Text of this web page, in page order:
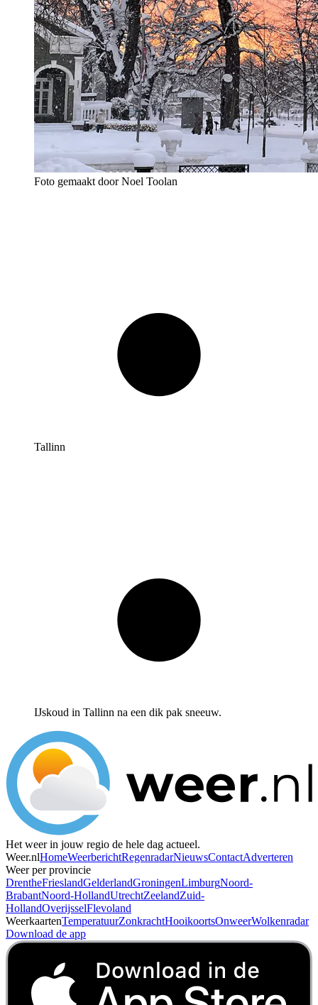
Foto gemaakt door Noel Toolan
Tallinn
IJskoud in Tallinn na een dik pak sneeuw.
Het weer in jouw regio de hele dag actueel.
Weer.nlHomeWeerberichtRegenradarNieuwsContactAdverteren
Weer per provincie
DrentheFrieslandGelderlandGroningenLimburgNoord-
BrabantNoord-HollandUtrechtZeelandZuid-
HollandOverijsselFlevoland
WeerkaartenTemperatuurZonkrachtHooikoortsOnweerWolkenradar
Download de app